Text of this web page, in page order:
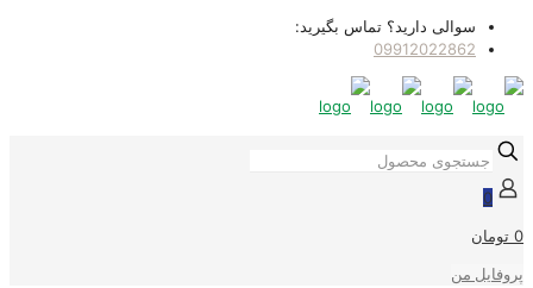
سوالی دارید؟ تماس بگیرید:
09912022862
0
0 تومان
پروفایل من